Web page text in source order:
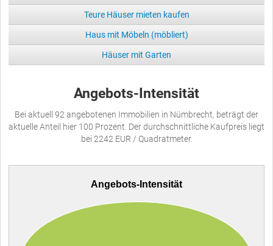
Teure Häuser mieten kaufen
Haus mit Möbeln (möbliert)
Häuser mit Garten
Angebots-Intensität
Bei aktuell 92 angebotenen Immobilien in Nümbrecht, beträgt der
aktuelle Anteil hier 100 Prozent. Der durchschnittliche Kaufpreis liegt
bei 2242 EUR / Quadratmeter.
Angebots-Intensität